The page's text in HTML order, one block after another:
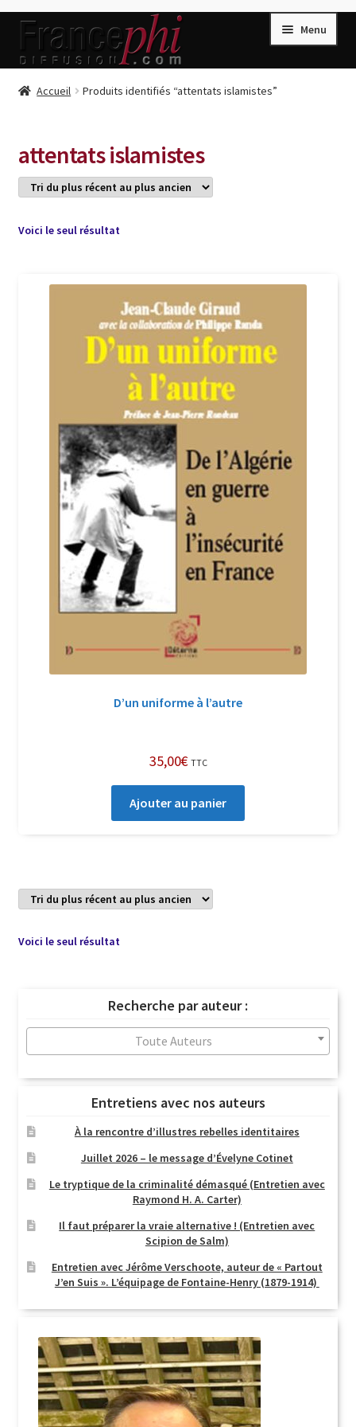
Aller
la
Aller
contenu
Menu
Accueil
Conditions de Vente
Connection
Listes d’Envies
Livres de Peter Randa
Livres de Philippe Randa
Nous Contacter
Panier
Politique de confidentialité et cookies
Qui sommes-nous ?
Soutien à Philippe Randa
Suivi de la Commande
Accueil Produits identifiés “attentats islamistes”
attentats islamistes
Voici le seul résultat
D’un uniforme à l’autre
35,00€ TTC
Ajouter au panier
Voici le seul résultat
Recherche par auteur :
Toute Auteurs
Entretiens avec nos auteurs
À la rencontre d’illustres rebelles identitaires
Juillet 2026 – le message d’Évelyne Cotinet
Le tryptique de la criminalité démasqué (Entretien avec
Raymond H. A. Carter)
Il faut préparer la vraie alternative ! (Entretien avec
Scipion de Salm)
Entretien avec Jérôme Verschoote, auteur de « Partout
J’en Suis ». L’équipage de Fontaine-Henry (1879-1914)